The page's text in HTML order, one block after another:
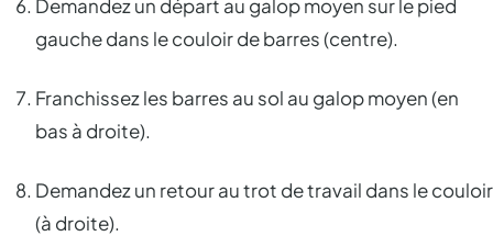
Demandez un départ au galop moyen sur le pied
gauche dans le couloir de barres (centre).
Franchissez les barres au sol au galop moyen (en
bas à droite).
Demandez un retour au trot de travail dans le couloir
(à droite).